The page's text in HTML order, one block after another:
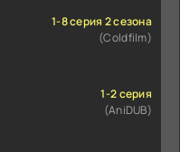
1-8 серия 2 сезона
(Coldfilm)
1-2 серия
(AniDUB)